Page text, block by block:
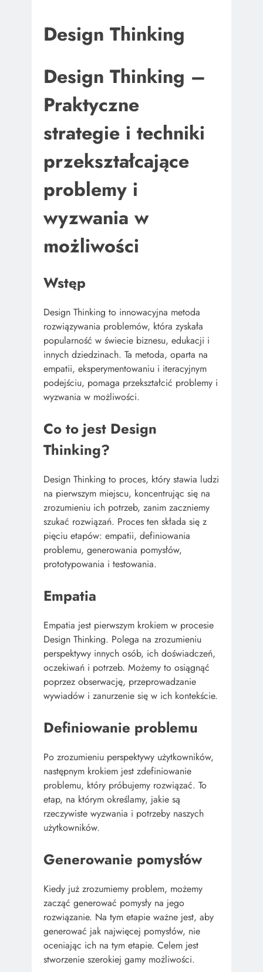
Design Thinking
Design Thinking –
Praktyczne
strategie i techniki
przekształcające
problemy i
wyzwania w
możliwości
Wstęp
Design Thinking to innowacyjna metoda
rozwiązywania problemów, która zyskała
popularność w świecie biznesu, edukacji i
innych dziedzinach. Ta metoda, oparta na
empatii, eksperymentowaniu i iteracyjnym
podejściu, pomaga przekształcić problemy i
wyzwania w możliwości.
Co to jest Design
Thinking?
Design Thinking to proces, który stawia ludzi
na pierwszym miejscu, koncentrując się na
zrozumieniu ich potrzeb, zanim zaczniemy
szukać rozwiązań. Proces ten składa się z
pięciu etapów: empatii, definiowania
problemu, generowania pomysłów,
prototypowania i testowania.
Empatia
Empatia jest pierwszym krokiem w procesie
Design Thinking. Polega na zrozumieniu
perspektywy innych osób, ich doświadczeń,
oczekiwań i potrzeb. Możemy to osiągnąć
poprzez obserwację, przeprowadzanie
wywiadów i zanurzenie się w ich kontekście.
Definiowanie problemu
Po zrozumieniu perspektywy użytkowników,
następnym krokiem jest zdefiniowanie
problemu, który próbujemy rozwiązać. To
etap, na którym określamy, jakie są
rzeczywiste wyzwania i potrzeby naszych
użytkowników.
Generowanie pomysłów
Kiedy już zrozumiemy problem, możemy
zacząć generować pomysły na jego
rozwiązanie. Na tym etapie ważne jest, aby
generować jak najwięcej pomysłów, nie
oceniając ich na tym etapie. Celem jest
stworzenie szerokiej gamy możliwości.